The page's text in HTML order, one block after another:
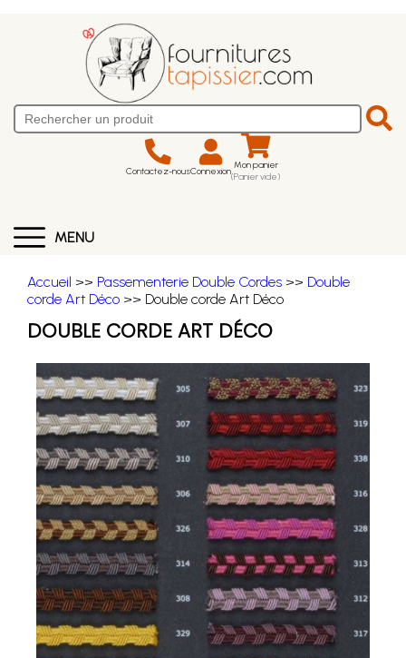
Contactez-nousConnexion Mon panier
(Panier vide)
MENU
Accueil >> Passementerie Double Cordes >> Double
corde Art Déco >> Double corde Art Déco
DOUBLE CORDE ART DÉCO